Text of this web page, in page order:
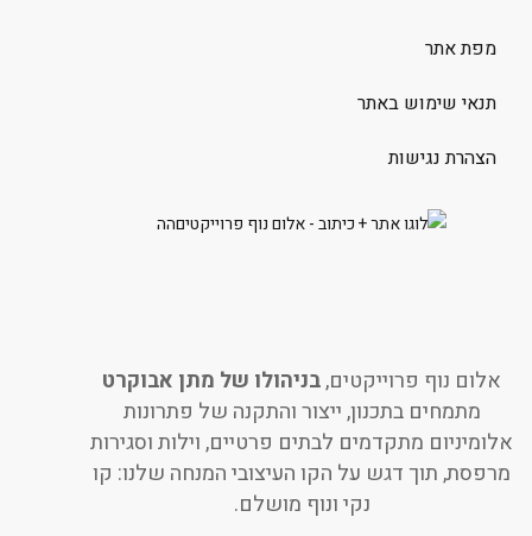
מפת אתר
תנאי שימוש באתר
הצהרת נגישות
אלום נוף פרוייקטים,בניהולו של מתן אבוקרט
מתמחים בתכנון, ייצור והתקנה של פתרונות
אלומיניום מתקדמים לבתים פרטיים, וילות וסגירות
מרפסת, תוך דגש על הקו העיצובי המנחה שלנו: קו
נקי ונוף מושלם.